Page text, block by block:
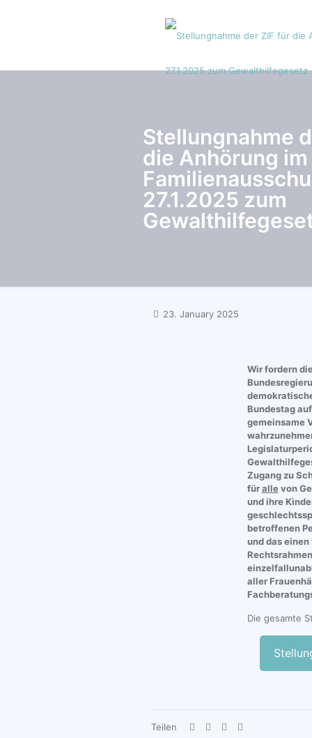
Stellungnahme
die Anhörung im
27.1.2025 zum
23. January 2025
Wir fordern
Bundestag
gemeinsame
Zugang zu
fürallevon
und ihre
betroffenen
und das
aller
Die gesamte
Teilen